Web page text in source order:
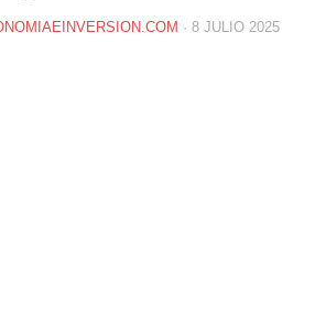
· 8 JULIO 2025